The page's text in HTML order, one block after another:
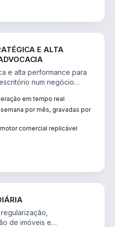
E ALTA
e alta performance para
num negócio
em tempo real
por mês, gravadas por
comercial replicável
de imóveis e